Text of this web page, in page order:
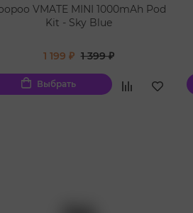
VMATE MINI 1000mAh Pod
Kit - Sky Blue
1 199 ₽ 1 399 ₽
Выбрать